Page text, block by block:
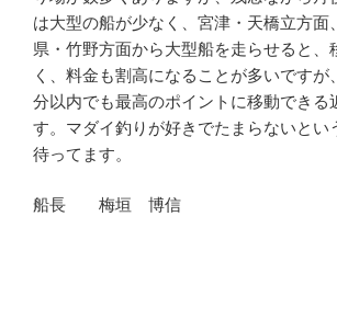
は大型の船が少なく、宮津・天橋立方面
県・竹野方面から大型船を走らせると、
く、料金も割高になることが多いですが
分以内でも最高のポイントに移動できる
す。マダイ釣りが好きでたまらないとい
待ってます。
船長 梅垣 博信